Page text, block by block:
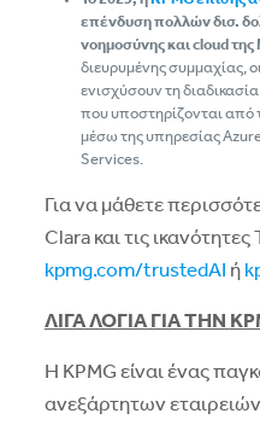
επένδυση πολλών δισ.
νοημοσύνης καιcloud της
διευρυμένης συμμαχίας,
ενισχύσουν τη
που υποστηρίζονται από
μέσω της υπηρεσίας
Services.
Για να μάθετε
Clara και τις
kpmg.com/trustedAI ή
ΛΙΓΑ ΛΟΓΙΑ ΓΙΑ ΤΗΝ
Η KPMG είναι ένας
ανεξάρτητων